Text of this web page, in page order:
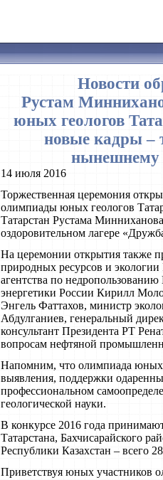
Новости
Рустам
юных геологов
новые кадры –
нынешнему
14 июля 2016
Торжественная церемония
олимпиады юных геологов
Татарстан Рустама
оздоровительном лагере
На церемонии открытия также
природных ресурсов и
агентства по
энергетики России Кирилл
Энгель Фаттахов, министр
Абдулганиев, генеральный
консультант Президента РТ
вопросам нефтяной
Напомним, что олимпиада юных
выявления, поддержки
профессиональном
геологической науки.
В конкурсе 2016 года
Татарстана, Бахчисарайского
Республики Казахстан – всего
Приветствуя юных участников